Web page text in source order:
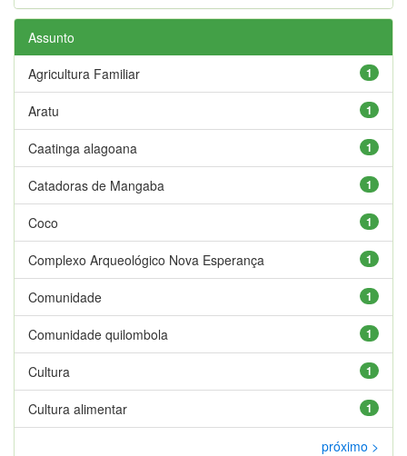
Assunto
1
Agricultura Familiar
1
Aratu
1
Caatinga alagoana
1
Catadoras de Mangaba
1
Coco
1
Complexo Arqueológico Nova Esperança
1
Comunidade
1
Comunidade quilombola
1
Cultura
1
Cultura alimentar
próximo >